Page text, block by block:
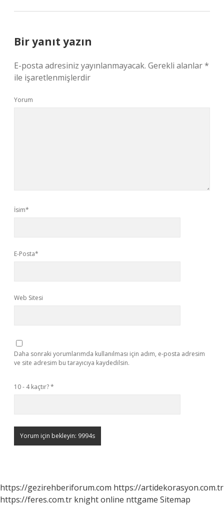
Bir yanıt yazın
E-posta adresiniz yayınlanmayacak. Gerekli alanlar*
ile işaretlenmişlerdir
Yorum
İsim*
E-Posta*
Web Sitesi
Daha sonraki yorumlarımda kullanılması için adım, e-posta adresim
ve site adresim bu tarayıcıya kaydedilsin.
10 - 4 kaçtır?*
https://gezirehberiforum.com https://artidekorasyon.com.tr
https://feres.com.tr knight online nttgame Sitemap